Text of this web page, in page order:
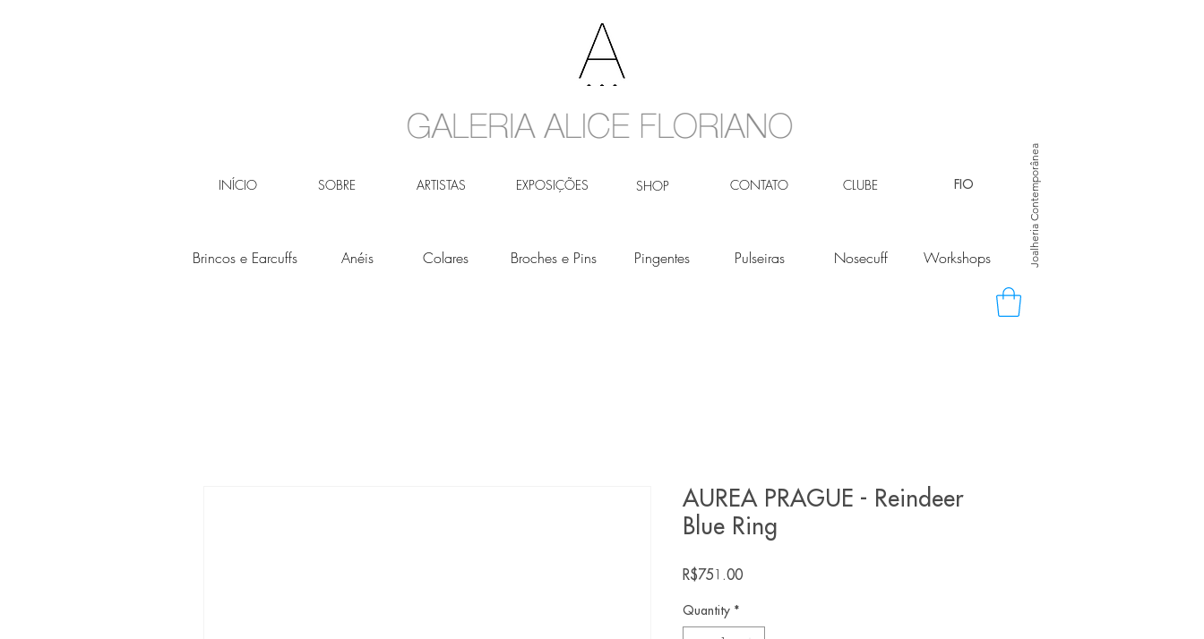
INÍCIO SOBRE ARTISTAS EXPOSIÇÕES SHOP CONTATO CLUBE Joalheria Contemporânea
FIO
Brincos e Earcuffs Anéis Colares Broches e Pins Pingentes Pulseiras Nosecuff Workshops
AUREA PRAGUE - Reindeer
Blue Ring
R$751.00Price
Quantity *